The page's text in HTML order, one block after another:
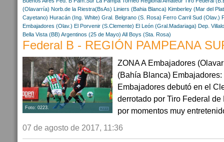
(Olavarría) Norb.de la Riestra(BsAs) Liniers (Bahia Blanca) Kimberley (Mar del
Cayetano) Huracán (Ing. White) Gral. Belgrano (S. Rosa) Ferro Carril Sud (Olav.)
Embajadores (Olav.) El Porvenir (S.Clemente) El León (Gral.Madariaga) Dep.
Bella Vista (BB) Argentinos (25 de Mayo) All Boys (Sta. Rosa)
Federal B - REGIÓN PAMPEANA
Foto: 0223.
ZONA A Embajadores
(Bahía Blanca)
Embajadores debutó en el
derrotado por Tiro Federal
por momentos muy
07 de agosto de 2017, 11:36